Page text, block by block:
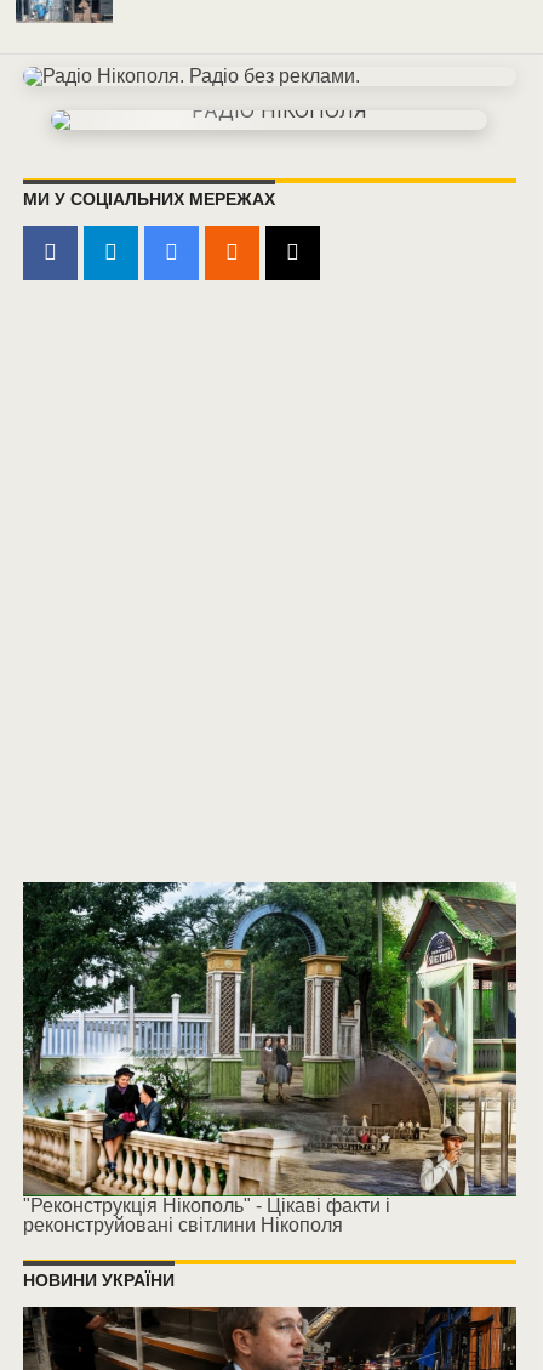
МИ У СОЦІАЛЬНИХ МЕРЕЖАХ
"Реконструкція Нікополь" - Цікаві факти і
реконструйовані світлини Нікополя
НОВИНИ УКРАЇНИ